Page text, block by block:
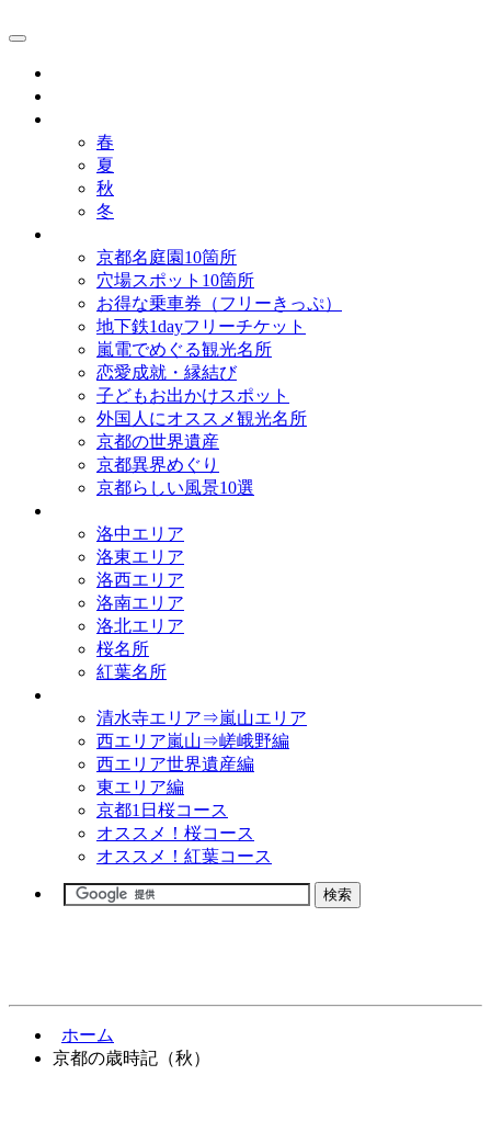
春
夏
秋
冬
京都名庭園10箇所
穴場スポット10箇所
お得な乗車券（フリーきっぷ）
地下鉄1dayフリーチケット
嵐電でめぐる観光名所
恋愛成就・縁結び
子どもお出かけスポット
外国人にオススメ観光名所
京都の世界遺産
京都異界めぐり
京都らしい風景10選
洛中エリア
洛東エリア
洛西エリア
洛南エリア
洛北エリア
桜名所
紅葉名所
清水寺エリア⇒嵐山エリア
西エリア嵐山⇒嵯峨野編
西エリア世界遺産編
東エリア編
京都1日桜コース
オススメ！桜コース
オススメ！紅葉コース
ホーム
京都の歳時記（秋）